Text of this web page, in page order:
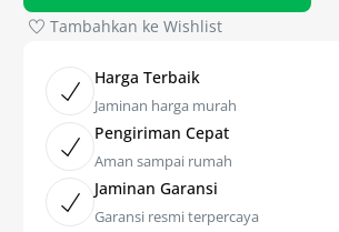
Tambahkan ke Wishlist
Harga Terbaik
Jaminan harga murah
Pengiriman Cepat
Aman sampai rumah
Jaminan Garansi
Garansi resmi terpercaya